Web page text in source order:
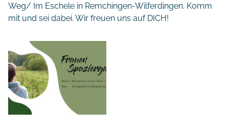
Weg/ Im Eschele in Remchingen-Wilferdingen. Komm
mit und sei dabei. Wir freuen uns auf DICH!